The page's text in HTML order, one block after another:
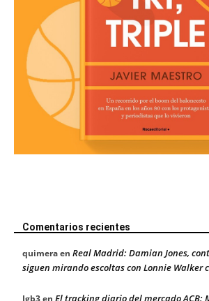
Comentarios recientes
quimeraen Real Madrid: Damian Jones,
siguen mirando escoltas con Lonnie Walker
Jgb3en El tracking diario del mercado ACB: